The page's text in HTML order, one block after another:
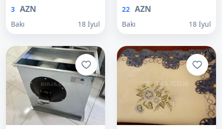
3 AZN
Bakı 18 İyul
22 AZN
Bakı 18 İyul